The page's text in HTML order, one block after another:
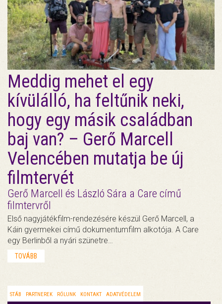
Meddig mehet el egy
kívülálló, ha feltűnik neki,
hogy egy másik családban
baj van? – Gerő Marcell
Velencében mutatja be új
filmtervét
Gerő Marcell és László Sára a Care című
filmtervről
Első nagyjátékfilm-rendezésére készül Gerő Marcell, a
Káin gyermekei című dokumentumfilm alkotója. A Care
egy Berlinből a nyári szünetre…
TOVÁBB
STÁB PARTNEREK RÓLUNK KONTAKT ADATVÉDELEM